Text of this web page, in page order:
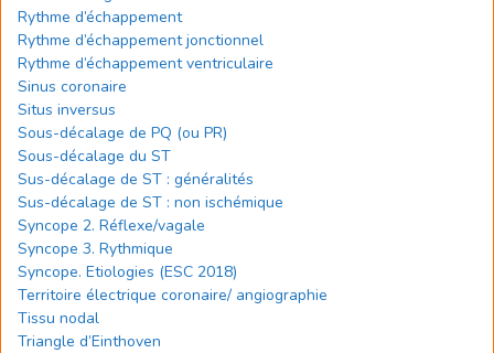
Rythme d’échappement
Rythme d’échappement jonctionnel
Rythme d’échappement ventriculaire
Sinus coronaire
Situs inversus
Sous-décalage de PQ (ou PR)
Sous-décalage du ST
Sus-décalage de ST : généralités
Sus-décalage de ST : non ischémique
Syncope 2. Réflexe/vagale
Syncope 3. Rythmique
Syncope. Etiologies (ESC 2018)
Territoire électrique coronaire/ angiographie
Tissu nodal
Triangle d’Einthoven